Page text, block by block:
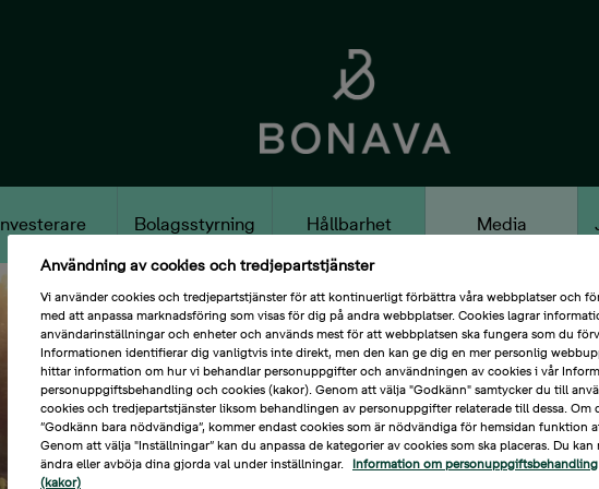
Investerare Bolagsstyrning Hållbarhet Media
Användning av cookies och tredjepartstjänster
Vi använder cookies och tredjepartstjänster för att kontinuerligt förbättra våra webbplatser och
med att anpassa marknadsföring som visas för dig på andra webbplatser. Cookies lagrar
användarinställningar och enheter och används mest för att webbplatsen ska fungera som du
Informationen identifierar dig vanligtvis inte direkt, men den kan ge dig en mer personlig
hittar information om hur vi behandlar personuppgifter och användningen av cookies i vår
personuppgiftsbehandling och cookies (kakor). Genom att välja "Godkänn" samtycker du till
cookies och tredjepartstjänster liksom behandlingen av personuppgifter relaterade till dessa. Om
”Godkänn bara nödvändiga”, kommer endast cookies som är nödvändiga för hemsidan funktion
Genom att välja "Inställningar” kan du anpassa de kategorier av cookies som ska placeras. Du kan
ändra eller avböja dina gjorda val under inställningar.
Information om personuppgiftsbehandling
(kakor)